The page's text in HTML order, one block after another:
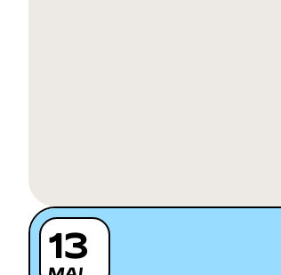
13